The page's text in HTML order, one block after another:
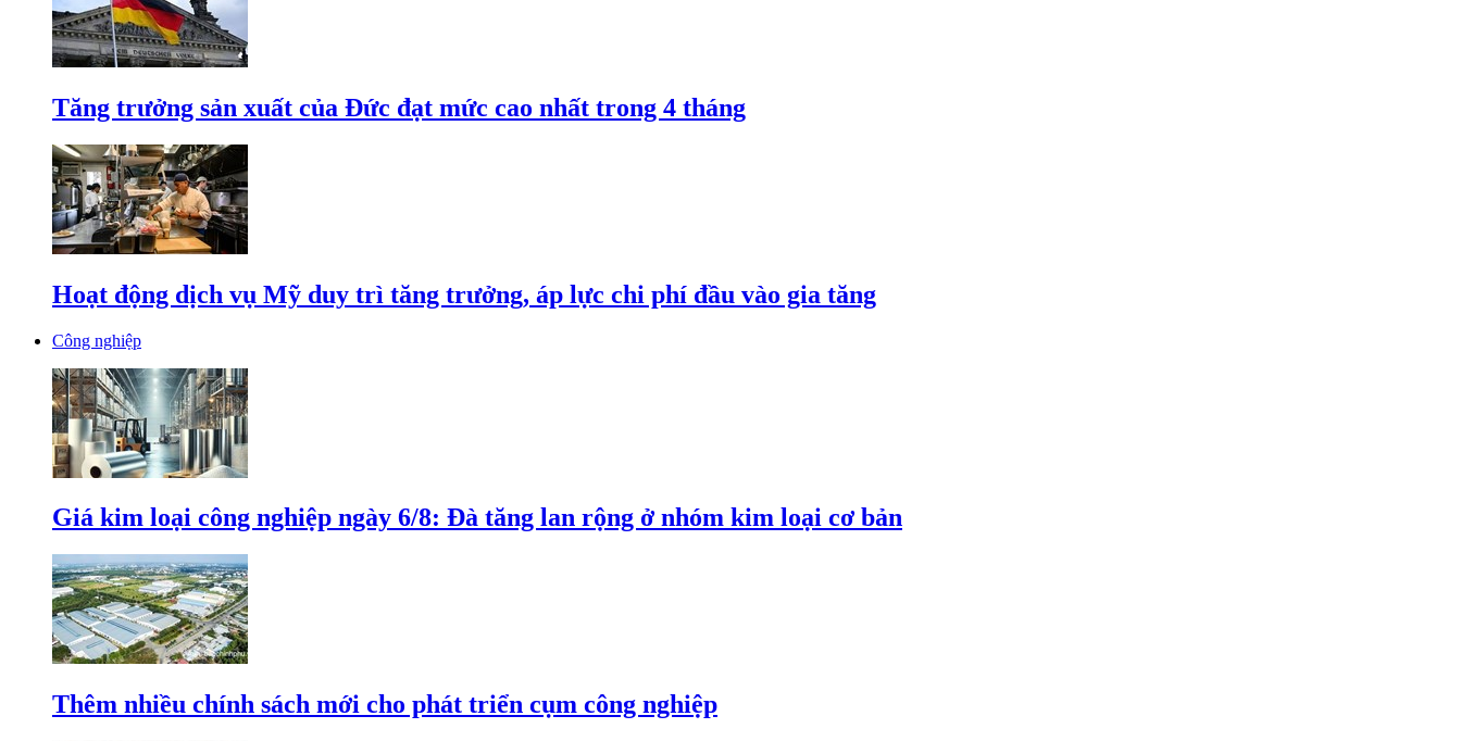
Tăng trưởng sản xuất của Đức đạt mức cao nhất trong 4 tháng
Hoạt động dịch vụ Mỹ duy trì tăng trưởng, áp lực chi phí đầu vào gia tăng
Công nghiệp
Giá kim loại công nghiệp ngày 6/8: Đà tăng lan rộng ở nhóm kim loại cơ bản
Thêm nhiều chính sách mới cho phát triển cụm công nghiệp